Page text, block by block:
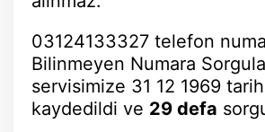
03124133327 telefon
Bilinmeyen Numara
servisimize 31 12 1969
kaydedildi ve 29 defa